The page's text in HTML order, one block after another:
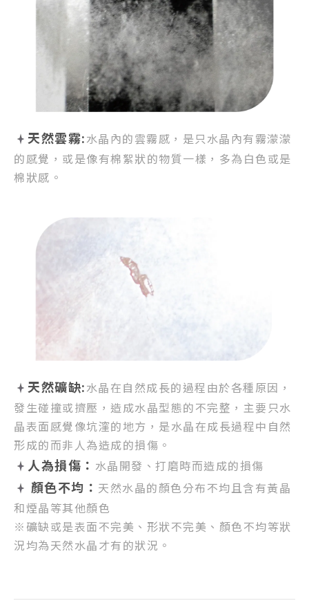
天然雲霧:水晶內的雲霧感， 是只水晶內有霧濛濛
的感覺， 或是像有棉絮狀的物質一樣， 多為白色或是
棉狀感。
天然礦缺:水晶在自然成長的過程由於各種原因，
發生碰撞或擠壓， 造成水晶型態的不完整， 主要只水
晶表面感覺像坑漥的地方， 是水晶在成長過程中自然
形成的而非人為造成的損傷。
人為損傷： 水晶開發、打磨時而造成的損傷
顏色不均： 天然水晶的顏色分布不均且含有黃晶
和煙晶等其他顏色
※礦缺或是表面不完美、形狀不完美、顏色不均等狀
況均為天然水晶才有的狀況。